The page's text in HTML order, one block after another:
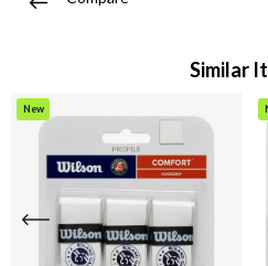
Similar
New
Item